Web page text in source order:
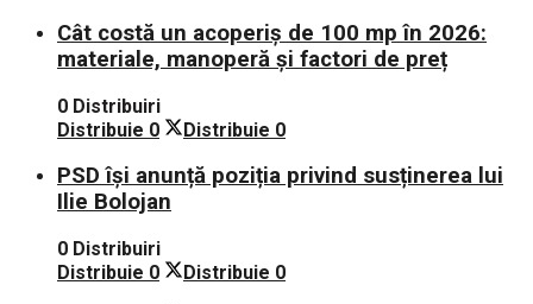
Cât costă un acoperiș de 100 mp în 2026:
materiale, manoperă și factori de preț
0 Distribuiri
Distribuie 0 Distribuie 0
PSD își anunță poziția privind susținerea lui
Ilie Bolojan
0 Distribuiri
Distribuie 0 Distribuie 0